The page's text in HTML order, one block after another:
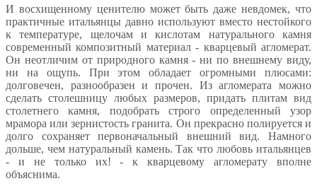
И восхищенному ценителю может быть даже невдомек, что
практичные итальянцы давно используют вместо нестойкого
к температуре, щелочам и кислотам натурального камня
современный композитный материал - кварцевый агломерат.
Он неотличим от природного камня - ни по внешнему виду,
ни на ощупь. При этом обладает огромными плюсами:
долговечен, разнообразен и прочен. Из агломерата можно
сделать столешницу любых размеров, придать плитам вид
столетнего камня, подобрать строго определенный узор
мрамора или зернистость гранита. Он прекрасно полируется и
долго сохраняет первоначальный внешний вид. Намного
дольше, чем натуральный камень. Так что любовь итальянцев
- и не только их! - к кварцевому агломерату вполне
объяснима.